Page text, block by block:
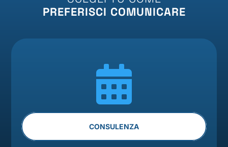
PREFERISCI COMUNICARE

CONSULENZA